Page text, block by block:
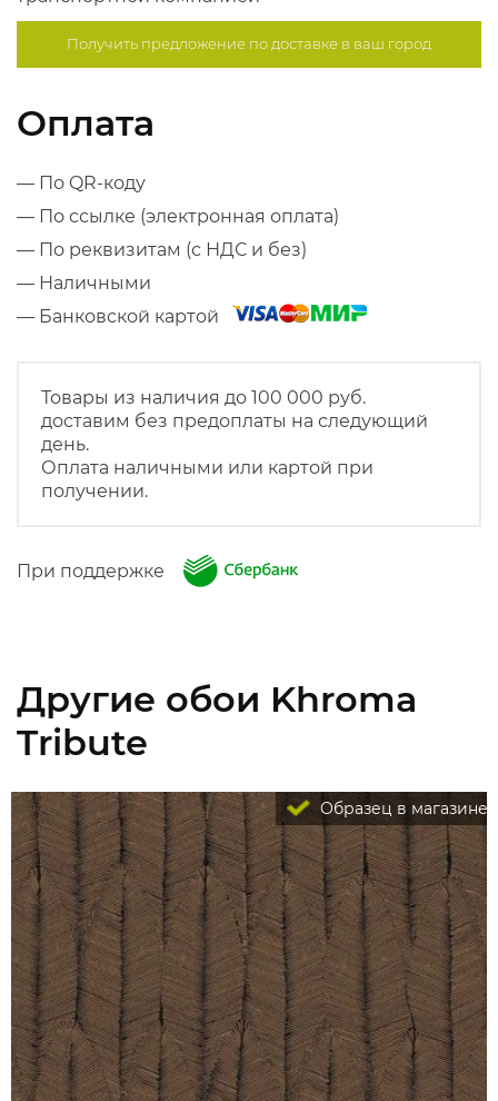
Получить предложение по доставке в ваш город
Оплата
— По QR-коду
— По ссылке (электронная оплата)
— По реквизитам (с НДС и без)
— Наличными
— Банковской картой
Товары из наличия до 100 000 руб.
доставим без предоплаты на следующий
день.
Оплата наличными или картой при
получении.
При поддержке
Другие обои Khroma
Tribute
Образец в магазине